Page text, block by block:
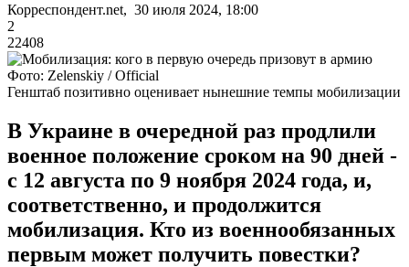
Корреспондент.net, 30 июля 2024, 18:00
2
22408
Фото: Zelenskiy / Official
Генштаб позитивно оценивает нынешние темпы мобилизации
В Украине в очередной раз продлили
военное положение сроком на 90 дней -
с 12 августа по 9 ноября 2024 года, и,
соответственно, и продолжится
мобилизация. Кто из военнообязанных
первым может получить повестки?